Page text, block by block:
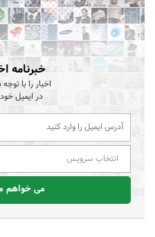
خبرنامه
اخبار را با
در ایمیل
انتخاب سرویس
می خواهم